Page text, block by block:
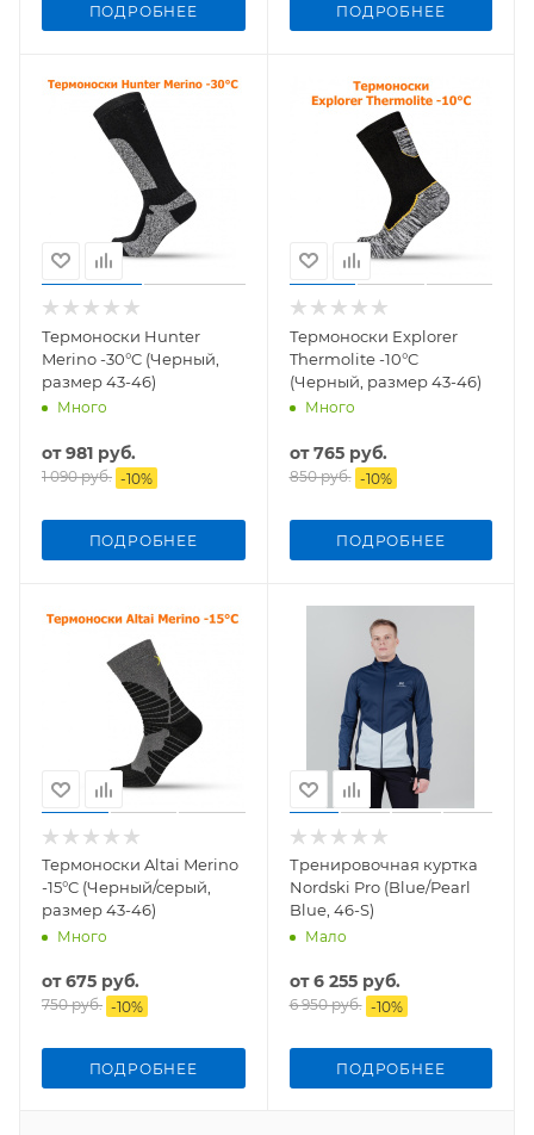
ПОДРОБНЕЕ ПОДРОБНЕЕ
Термоноски Hunter
Merino -30°C (Черный,
размер 43-46)
Много
от981 руб.
1 090 руб. -10%
ПОДРОБНЕЕ
Термоноски Explorer
Thermolite -10°C
(Черный, размер 43-46)
Много
от765 руб.
850 руб. -10%
ПОДРОБНЕЕ
Термоноски Altai Merino
-15°C (Черный/серый,
размер 43-46)
Много
от675 руб.
750 руб. -10%
ПОДРОБНЕЕ
Тренировочная куртка
Nordski Pro (Blue/Pearl
Blue, 46-S)
Мало
от6 255 руб.
6 950 руб. -10%
ПОДРОБНЕЕ